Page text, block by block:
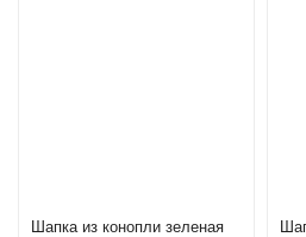
Шапка из конопли зеленая